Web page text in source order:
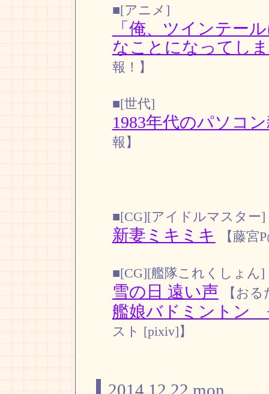
■[アニメ]
「俺、ツインテー
なことになってし
報！】
■[世代]
1983年代のパソコ
報】
■[CG][アイドルマスター]
新妻ミキミキ 【藤宮
■[CG][艦隊これくしょん]
雪の日 遠い声 【お
艦娘バドミントン
スト [pixiv]】
2014.12.22.mon